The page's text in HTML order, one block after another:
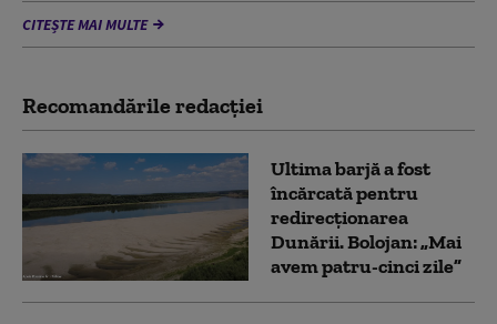
CITEȘTE MAI MULTE
Recomandările redacţiei
Ultima barjă a fost
încărcată pentru
redirecționarea
Dunării. Bolojan: „Mai
avem patru-cinci zile”